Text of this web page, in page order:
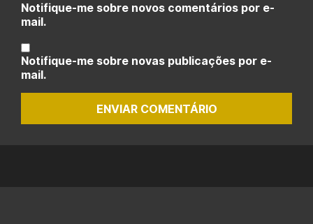
Notifique-me sobre novos comentários por e-
mail.
Notifique-me sobre novas publicações por e-
mail.
ENVIAR COMENTÁRIO